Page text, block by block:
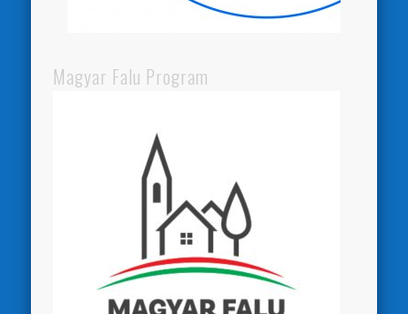
Magyar Falu Program